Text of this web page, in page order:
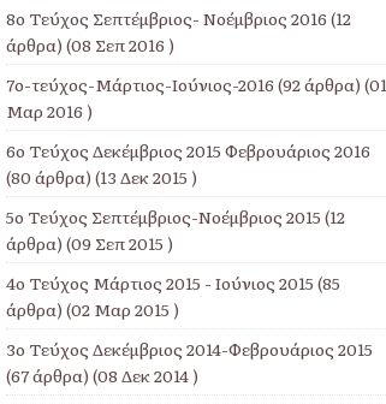
8ο Τεύχος Σεπτέμβριος- Νοέμβριος 2016 (12
άρθρα) (08 Σεπ 2016 )
7ο-τεύχος-Μάρτιος-Ιούνιος-2016 (92 άρθρα) (01
Μαρ 2016 )
6ο Τεύχος Δεκέμβριος 2015 Φεβρουάριος 2016
(80 άρθρα) (13 Δεκ 2015 )
5ο Τεύχος Σεπτέμβριος-Νοέμβριος 2015 (12
άρθρα) (09 Σεπ 2015 )
4ο Τεύχος Μάρτιος 2015 - Ιούνιος 2015 (85
άρθρα) (02 Μαρ 2015 )
3ο Τεύχος Δεκέμβριος 2014-Φεβρουάριος 2015
(67 άρθρα) (08 Δεκ 2014 )